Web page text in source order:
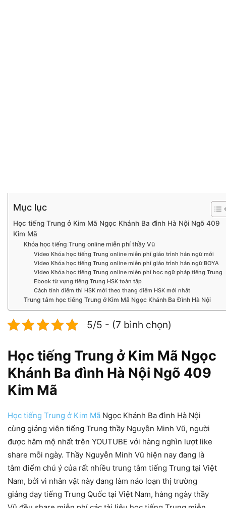
Mục lục
Học tiếng Trung ở Kim Mã Ngọc Khánh Ba đình Hà Nội Ngõ 409
Kim Mã
Khóa học tiếng Trung online miễn phí thầy Vũ
Video Khóa học tiếng Trung online miễn phí giáo trình hán ngữ mới
Video Khóa học tiếng Trung online miễn phí giáo trình hán ngữ BOYA
Video Khóa học tiếng Trung online miễn phí học ngữ pháp tiếng Trung
Ebook từ vựng tiếng Trung HSK toàn tập
Cách tính điểm thi HSK mới theo thang điểm HSK mới nhất
Trung tâm học tiếng Trung ở Kim Mã Ngọc Khánh Ba Đình Hà Nội
5/5 - (7 bình chọn)
Học tiếng Trung ở Kim Mã Ngọc
Khánh Ba đình Hà Nội Ngõ 409
Kim Mã
Học tiếng Trung ở Kim Mã Ngọc Khánh Ba đình Hà Nội
cùng giảng viên tiếng Trung thầy Nguyễn Minh Vũ, người
được hâm mộ nhất trên YOUTUBE với hàng nghìn lượt like
share mỗi ngày. Thầy Nguyễn Minh Vũ hiện nay đang là
tâm điểm chú ý của rất nhiều trung tâm tiếng Trung tại Việt
Nam, bởi vì nhân vật này đang làm náo loạn thị trường
giảng dạy tiếng Trung Quốc tại Việt Nam, hàng ngày thầy